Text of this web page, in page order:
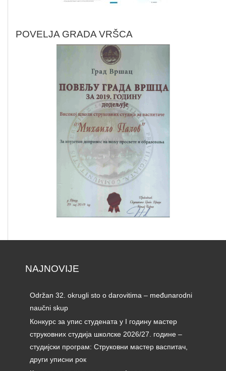
POVELJA GRADA VRŠCA
NAJNOVIJE
Održan 32. okrugli sto o darovitima – međunarodni
naučni skup
Конкурс за упис студената у I годину мастер
струковних студија школске 2026/27. године –
студијски програм: Струковни мастер васпитач,
други уписни рок